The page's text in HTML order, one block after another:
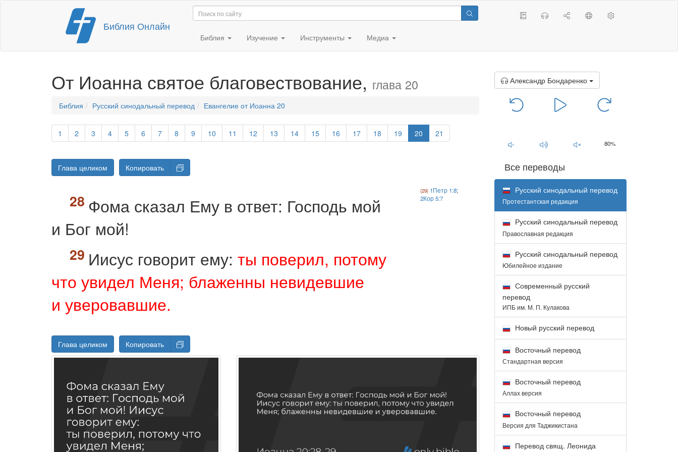
Перейти
содержимому
Библия Онлайн
Библия Изучение Инструменты Медиа
От Иоанна святое благовествование, глава 20
Библия Русский синодальный перевод Евангелие от Иоанна 20
1 2 3 4 5 6 7 8 9 10 11 12 13 14 15 16 17 18 19 20 21
Глава целиком Копировать
Фома сказал Ему в ответ: Господь мой
и Бог мой!
Иисус говорит ему: ты поверил, потому
что увидел Меня; блаженны невидевшие
и уверовавшие.
1Петр 1:8;
2Кор 5:7
Глава целиком Копировать
Александр Бондаренко
80%
Все переводы
Русский синодальный перевод
Протестантская редакция
Русский синодальный перевод
Православная редакция
Русский синодальный перевод
Юбилейное издание
Современный русский
перевод
ИПБ им. М. П. Кулакова
Новый русский перевод
Восточный перевод
Стандартная версия
Восточный перевод
Аллах версия
Восточный перевод
Версия для Таджикистана
Перевод свящ. Леонида